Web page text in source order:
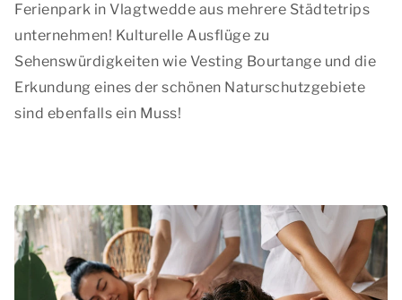
Ferienpark in Vlagtwedde aus mehrere Städtetrips
unternehmen! Kulturelle Ausflüge zu
Sehenswürdigkeiten wie Vesting Bourtange und die
Erkundung eines der schönen Naturschutzgebiete
sind ebenfalls ein Muss!